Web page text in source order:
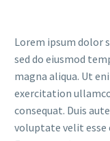
Lorem ipsum dolor
sed do eiusmod
magna aliqua. Ut
exercitation
consequat. Duis
voluptate velit